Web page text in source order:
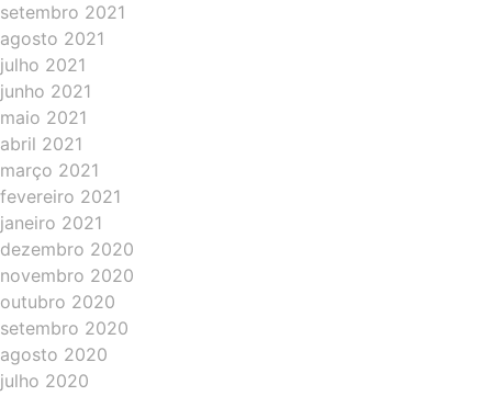
setembro 2021
agosto 2021
julho 2021
junho 2021
maio 2021
abril 2021
março 2021
fevereiro 2021
janeiro 2021
dezembro 2020
novembro 2020
outubro 2020
setembro 2020
agosto 2020
julho 2020